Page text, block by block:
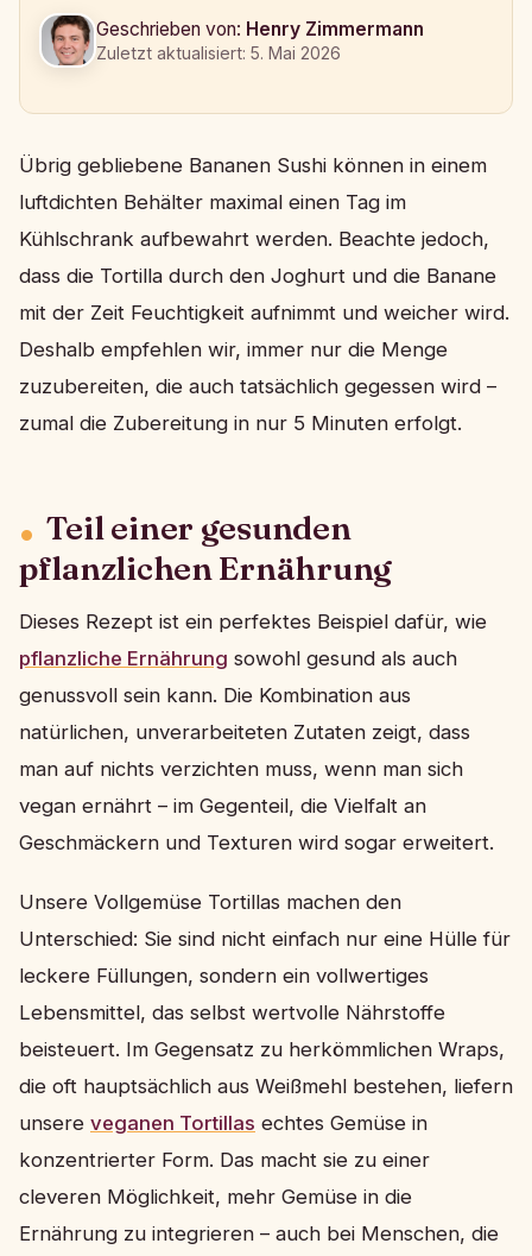
Geschrieben von: Henry Zimmermann
Zuletzt aktualisiert: 5. Mai 2026
Übrig gebliebene Bananen Sushi können in einem
luftdichten Behälter maximal einen Tag im
Kühlschrank aufbewahrt werden. Beachte jedoch,
dass die Tortilla durch den Joghurt und die Banane
mit der Zeit Feuchtigkeit aufnimmt und weicher wird.
Deshalb empfehlen wir, immer nur die Menge
zuzubereiten, die auch tatsächlich gegessen wird –
zumal die Zubereitung in nur 5 Minuten erfolgt.
Teil einer gesunden
pflanzlichen Ernährung
Dieses Rezept ist ein perfektes Beispiel dafür, wie
pflanzliche Ernährung sowohl gesund als auch
genussvoll sein kann. Die Kombination aus
natürlichen, unverarbeiteten Zutaten zeigt, dass
man auf nichts verzichten muss, wenn man sich
vegan ernährt – im Gegenteil, die Vielfalt an
Geschmäckern und Texturen wird sogar erweitert.
Unsere Vollgemüse Tortillas machen den
Unterschied: Sie sind nicht einfach nur eine Hülle für
leckere Füllungen, sondern ein vollwertiges
Lebensmittel, das selbst wertvolle Nährstoffe
beisteuert. Im Gegensatz zu herkömmlichen Wraps,
die oft hauptsächlich aus Weißmehl bestehen, liefern
unsere veganen Tortillas echtes Gemüse in
konzentrierter Form. Das macht sie zu einer
cleveren Möglichkeit, mehr Gemüse in die
Ernährung zu integrieren – auch bei Menschen, die